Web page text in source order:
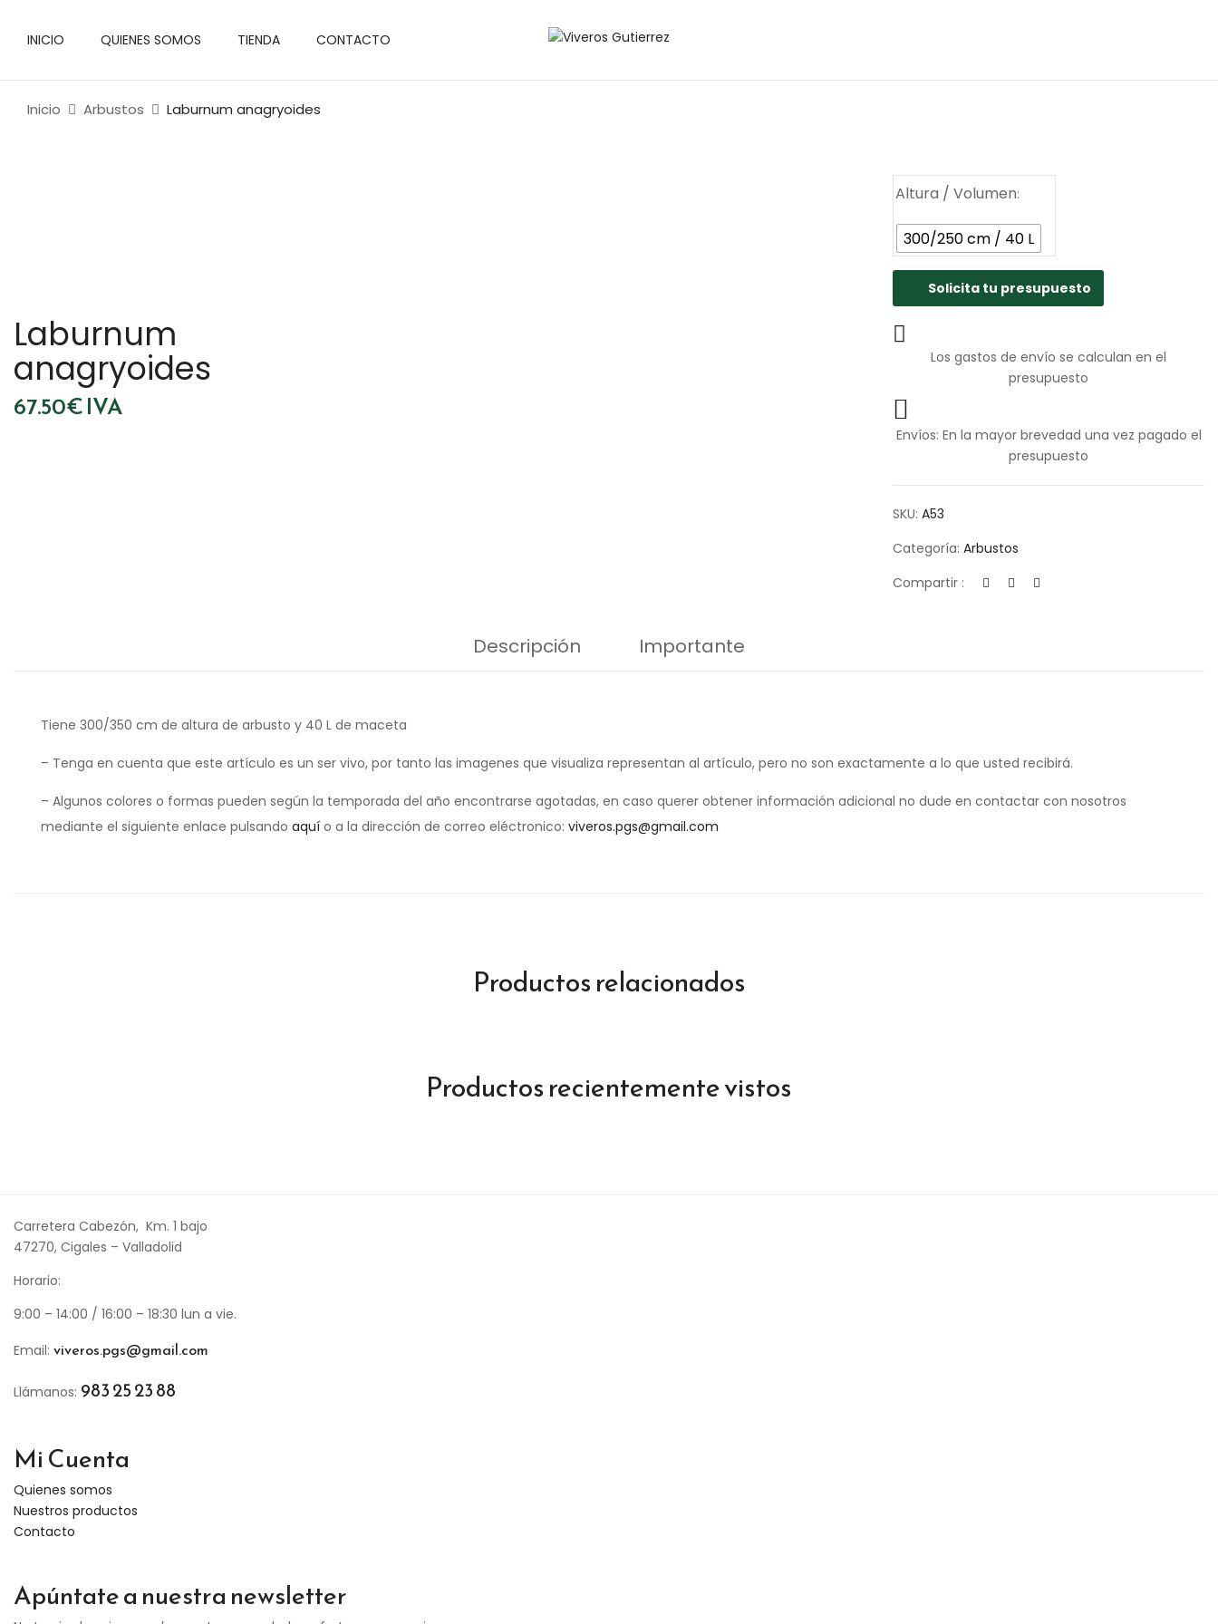
INICIO QUIENES SOMOS TIENDA CONTACTO
Inicio Arbustos Laburnum anagryoides
Laburnum
anagryoides
67.50€IVA
Altura / Volumen
300/250 cm / 40 L
Solicita tu presupuesto
Los gastos de envío se calculan en el
presupuesto
Envíos: En la mayor brevedad una vez pagado el
presupuesto
SKU:A53
Categoría:Arbustos
Compartir :
Descripción Importante
Tiene 300/350 cm de altura de arbusto y 40 L de maceta
– Tenga en cuenta que este artículo es un ser vivo, por tanto las imagenes que visualiza representan al artículo, pero no son exactamente a lo que usted recibirá.
– Algunos colores o formas pueden según la temporada del año encontrarse agotadas, en caso querer obtener información adicional no dude en contactar con nosotros
mediante el siguiente enlace pulsando aquí o a la dirección de correo eléctronico: viveros.pgs@gmail.com
Productos relacionados
Productos recientemente vistos
Carretera Cabezón, Km. 1 bajo
47270, Cigales – Valladolid
Horario:
9:00 – 14:00 / 16:00 – 18:30 lun a vie.
Email: viveros.pgs@gmail.com
Llámanos: 983 25 23 88
Mi Cuenta
Quienes somos
Nuestros productos
Contacto
Apúntate a nuestra newsletter